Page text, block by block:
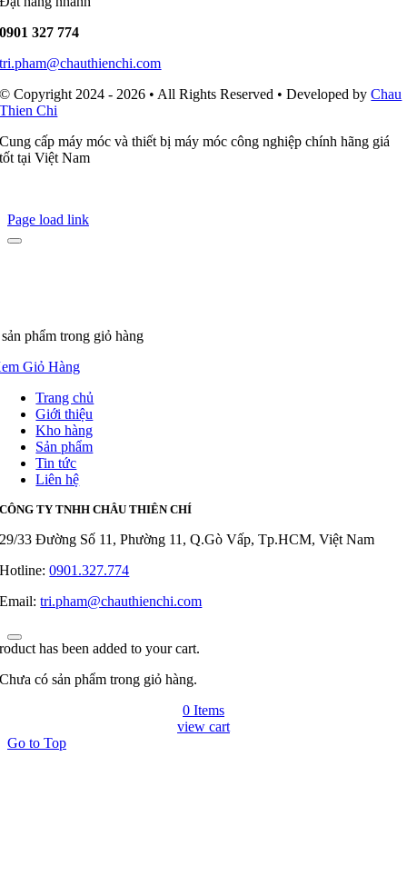
0901 327 774
tri.pham@chauthienchi.com
© Copyright 2024 - 2026 • All Rights Reserved • Developed byChau
Thien Chi
Cung cấp máy móc và thiết bị máy móc công nghiệp chính hãng giá
tốt tại Việt Nam
Page load link
phẩm trong giỏ hàng
Giỏ Hàng
Trang chủ
Giới thiệu
Kho hàng
Sản phẩm
Tin tức
Liên hệ
CÔNG TY TNHH CHÂU THIÊN CHÍ
29/33 Đường Số 11, Phường 11, Q.Gò Vấp, Tp.HCM, Việt Nam
Hotline:0901.327.774
Email:tri.pham@chauthienchi.com
has been added to your cart.
Chưa có sản phẩm trong giỏ hàng.
0 Items
view cart
Go to Top